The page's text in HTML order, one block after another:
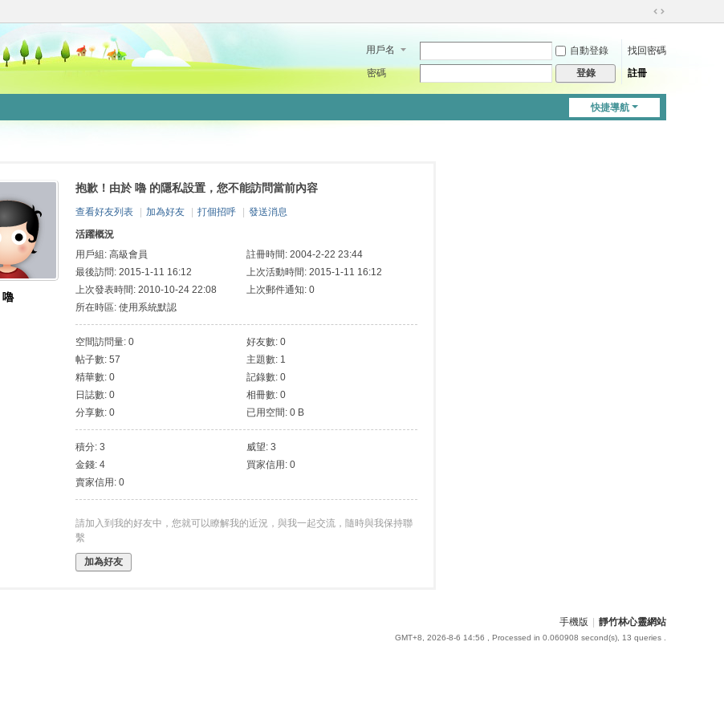
切
到
用戶名 自動登錄
找回密碼
密碼
登錄 註冊
快捷導航
嚕
抱歉！由於 嚕 的隱私設置，您不能訪問當前內容
查看好友列表 加為好友 打個招呼
發送消息
活躍概況
用戶組: 高級會員
註冊時間: 2004-2-22 23:44
最後訪問: 2015-1-11 16:12
上次活動時間: 2015-1-11 16:12
上次發表時間: 2010-10-24 22:08
上次郵件通知: 0
所在時區: 使用系統默認
空間訪問量: 0
好友數: 0
帖子數: 57
主題數: 1
精華數: 0
記錄數: 0
日誌數: 0
相冊數: 0
分享數: 0
已用空間: 0 B
積分: 3
威望: 3
金錢: 4
買家信用: 0
賣家信用: 0
請加入到我的好友中，您就可以瞭解我的近況，與我一起交流，隨時與我保持聯
繫
加為好友
手機版 靜竹林心靈網站
GMT+8, 2026-8-6 14:56 , Processed in 0.060908 second(s), 13 queries .